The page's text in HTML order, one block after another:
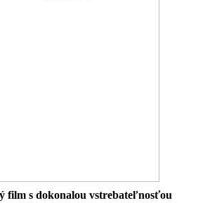
film s dokonalou vstrebateľnosťou